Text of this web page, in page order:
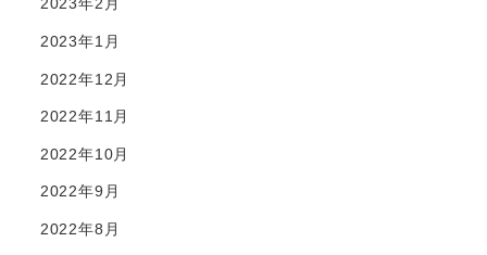
2023年2月
2023年1月
2022年12月
2022年11月
2022年10月
2022年9月
2022年8月